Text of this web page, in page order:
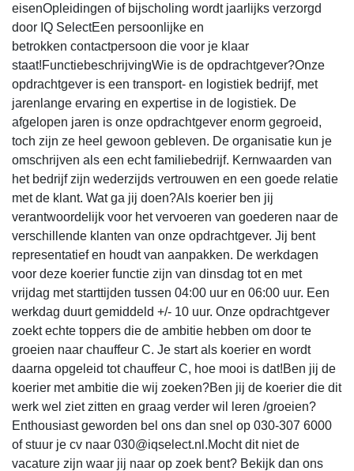
eisenOpleidingen of bijscholing wordt jaarlijks verzorgd
door IQ SelectEen persoonlijke en
betrokken contactpersoon die voor je klaar
staat!FunctiebeschrijvingWie is de opdrachtgever?Onze
opdrachtgever is een transport- en logistiek bedrijf, met
jarenlange ervaring en expertise in de logistiek. De
afgelopen jaren is onze opdrachtgever enorm gegroeid,
toch zijn ze heel gewoon gebleven. De organisatie kun je
omschrijven als een echt familiebedrijf. Kernwaarden van
het bedrijf zijn wederzijds vertrouwen en een goede relatie
met de klant. Wat ga jij doen?Als koerier ben jij
verantwoordelijk voor het vervoeren van goederen naar de
verschillende klanten van onze opdrachtgever. Jij bent
representatief en houdt van aanpakken. De werkdagen
voor deze koerier functie zijn van dinsdag tot en met
vrijdag met starttijden tussen 04:00 uur en 06:00 uur. Een
werkdag duurt gemiddeld +/- 10 uur. Onze opdrachtgever
zoekt echte toppers die de ambitie hebben om door te
groeien naar chauffeur C. Je start als koerier en wordt
daarna opgeleid tot chauffeur C, hoe mooi is dat!Ben jij de
koerier met ambitie die wij zoeken?Ben jij de koerier die dit
werk wel ziet zitten en graag verder wil leren /groeien?
Enthousiast geworden bel ons dan snel op 030-307 6000
of stuur je cv naar 030@iqselect.nl.Mocht dit niet de
vacature zijn waar jij naar op zoek bent? Bekijk dan ons